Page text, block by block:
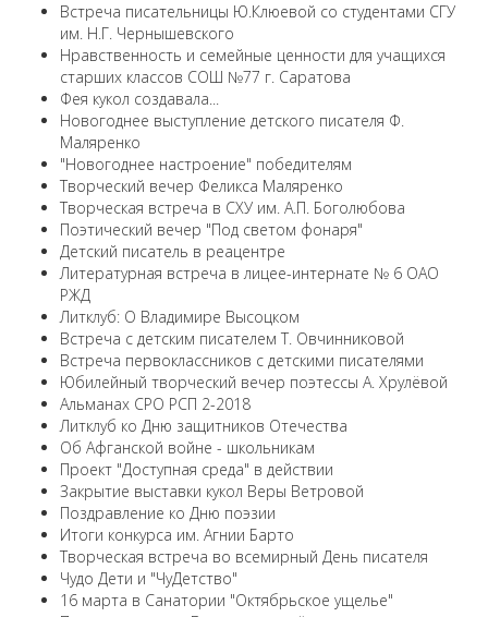
Встреча писательницы Ю.Клюевой со студентами СГУ
им. Н.Г. Чернышевского
Нравственность и семейные ценности для учащихся
старших классов СОШ №77 г. Саратова
Фея кукол создавала...
Новогоднее выступление детского писателя Ф.
Маляренко
"Новогоднее настроение" победителям
Творческий вечер Феликса Маляренко
Творческая встреча в СХУ им. А.П. Боголюбова
Поэтический вечер "Под светом фонаря"
Детский писатель в реацентре
Литературная встреча в лицее-интернате № 6 ОАО
РЖД
Литклуб: О Владимире Высоцком
Встреча с детским писателем Т. Овчинниковой
Встреча первоклассников с детскими писателями
Юбилейный творческий вечер поэтессы А. Хрулёвой
Альманах СРО РСП 2-2018
Литклуб ко Дню защитников Отечества
Об Афганской войне - школьникам
Проект "Доступная среда" в действии
Закрытие выставки кукол Веры Ветровой
Поздравление ко Дню поэзии
Итоги конкурса им. Агнии Барто
Творческая встреча во всемирный День писателя
Чудо Дети и "ЧуДетство"
16 марта в Санатории "Октябрьское ущелье"